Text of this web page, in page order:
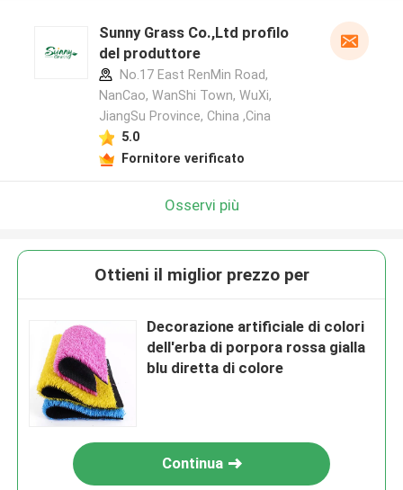
Sunny Grass Co.,Ltd profilo
del produttore
No.17 East RenMin Road,
NanCao, WanShi Town, WuXi,
JiangSu Province, China ,Cina
5.0
Fornitore verificato
Osservi più
Ottieni il miglior prezzo per
Decorazione artificiale di colori
dell'erba di porpora rossa gialla
blu diretta di colore
Continua